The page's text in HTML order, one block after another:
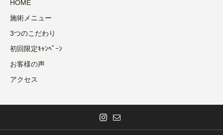
HOME
施術メニュー
3つのこだわり
初回限定ｷｬﾝﾍﾟｰﾝ
お客様の声
アクセス